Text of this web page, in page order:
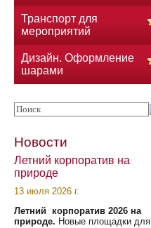
Транспорт для
мероприятий
Дизайн. Оформление
шарами
Новости
Летний корпоратив на
природе
13 июля 2026 г.
Летний корпоратив 2026 на
природе. Новые площадки для